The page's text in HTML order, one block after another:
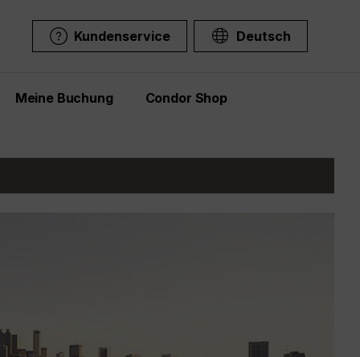
Kundenservice Deutsch
Meine Buchung Condor Shop